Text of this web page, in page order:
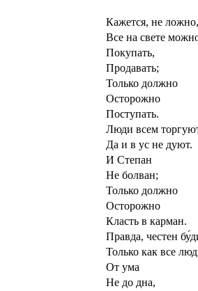
Кажется, не ложно,
Все на свете
Покупать,
Продавать;
Только должно
Осторожно
Поступать.
Люди всем
Да и в ус не дуют.
И Степан
Не болван;
Только должно
Осторожно
Класть в карман.
Правда, честен
Только как все
От ума
Не до дна,